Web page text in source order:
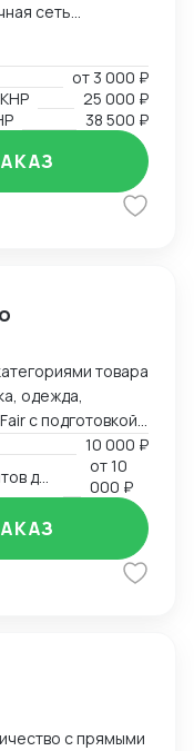
сеть
банках,
Хэйхэ,
крупных
и другие).
ввоз иван-чая и
сложную
обороты
в
от 3 000 ₽
25 000 ₽
38 500 ₽
товара
одежда,
с подготовкой,
матрицы.
включая
для ТО и
Контроль
10 000 ₽
от10
000 ₽
с прямыми